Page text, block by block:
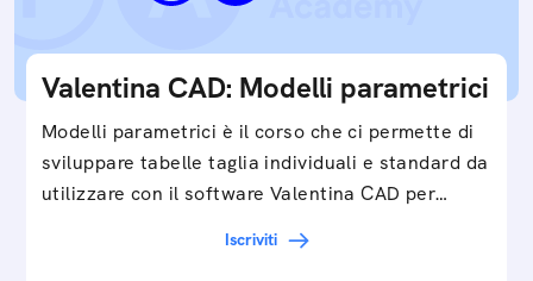
Valentina CAD: Modelli parametrici
Modelli parametrici è il corso che ci permette di
sviluppare tabelle taglia individuali e standard da
utilizzare con il software Valentina CAD per…
Iscriviti